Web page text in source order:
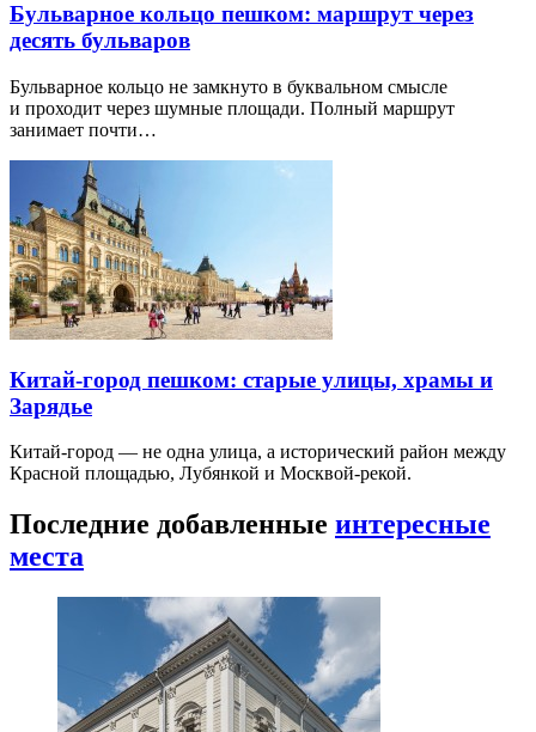
Бульварное кольцо пешком: маршрут через
десять бульваров
Бульварное кольцо не замкнуто в буквальном смысле
и проходит через шумные площади. Полный маршрут
занимает почти…
Китай-город пешком: старые улицы, храмы и
Зарядье
Китай-город — не одна улица, а исторический район между
Красной площадью, Лубянкой и Москвой-рекой.
Последние добавленные интересные
места